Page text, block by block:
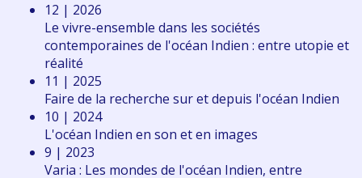
12 | 2026
Le vivre-ensemble dans les sociétés
contemporaines de l'océan Indien : entre utopie et
réalité
11 | 2025
Faire de la recherche sur et depuis l'océan Indien
10 | 2024
L'océan Indien en son et en images
9 | 2023
Varia : Les mondes de l'océan Indien, entre